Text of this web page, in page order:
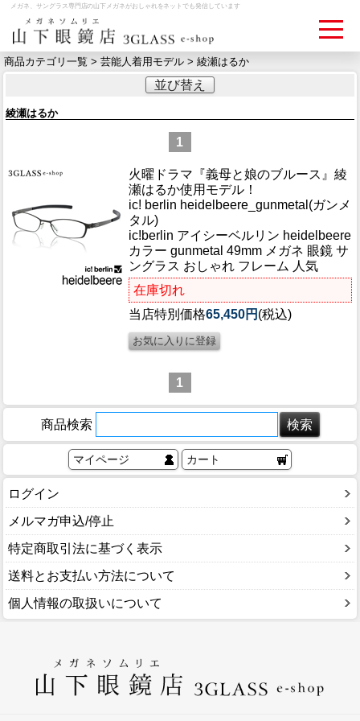
メガネ、サングラス専門店の山下メガネがおしゃれをネットでも発信しています
メディア情報
アクセス
ACCESS
おすすめアイテム
ブログ
BLOG
COMPANY
商品カテゴリ一覧 > 芸能人着用モデル > 綾瀬はるか
並び替え
綾瀬はるか
1
火曜ドラマ『義母と娘のブルース』綾
瀬はるか使用モデル！
ic! berlin heidelbeere_gunmetal(ガンメ
タル)
ic!berlin アイシーベルリン heidelbeere
カラー gunmetal 49mm メガネ 眼鏡 サ
ングラス おしゃれ フレーム 人気
在庫切れ
当店特別価格65,450円 (税込)
1
商品検索
マイページ カート
ログイン
メルマガ申込/停止
特定商取引法に基づく表示
送料とお支払い方法について
個人情報の取扱いについて